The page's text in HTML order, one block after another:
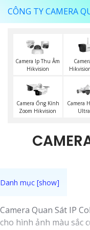
CÔNG TY CAMERA
Camera Ip Thu Âm
Hikvision
Camera Ống Kính
Zoom Hikvision
Camera
Camera Quan Sát IP
cho hình ảnh màu sắc